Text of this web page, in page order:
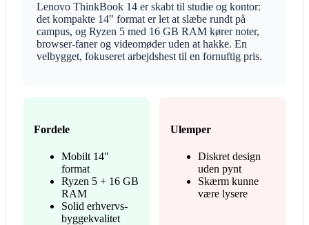
Lenovo ThinkBook 14 er skabt til studie og kontor:
det kompakte 14″ format er let at slæbe rundt på
campus, og Ryzen 5 med 16 GB RAM kører noter,
browser-faner og videomøder uden at hakke. En
velbygget, fokuseret arbejdshest til en fornuftig pris.
Fordele
Mobilt 14"
format
Ryzen 5 + 16 GB
RAM
Solid erhvervs-
byggekvalitet
Ulemper
Diskret design
uden pynt
Skærm kunne
være lysere